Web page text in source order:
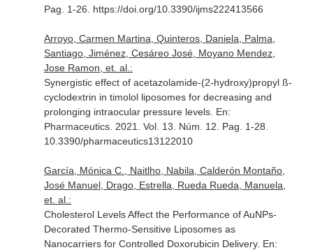
Pag. 1-26. https://doi.org/10.3390/ijms222413566
Arroyo, Carmen Martina, Quinteros, Daniela, Palma,
Santiago, Jiménez, Cesáreo José, Moyano Mendez,
Jose Ramon, et. al.:
Synergistic effect of acetazolamide-(2-hydroxy)propyl ß-
cyclodextrin in timolol liposomes for decreasing and
prolonging intraocular pressure levels. En:
Pharmaceutics. 2021. Vol. 13. Núm. 12. Pag. 1-28.
10.3390/pharmaceutics13122010
García, Mónica C., Naitlho, Nabila, Calderón Montaño,
José Manuel, Drago, Estrella, Rueda Rueda, Manuela,
et. al.:
Cholesterol Levels Affect the Performance of AuNPs-
Decorated Thermo-Sensitive Liposomes as
Nanocarriers for Controlled Doxorubicin Delivery. En: